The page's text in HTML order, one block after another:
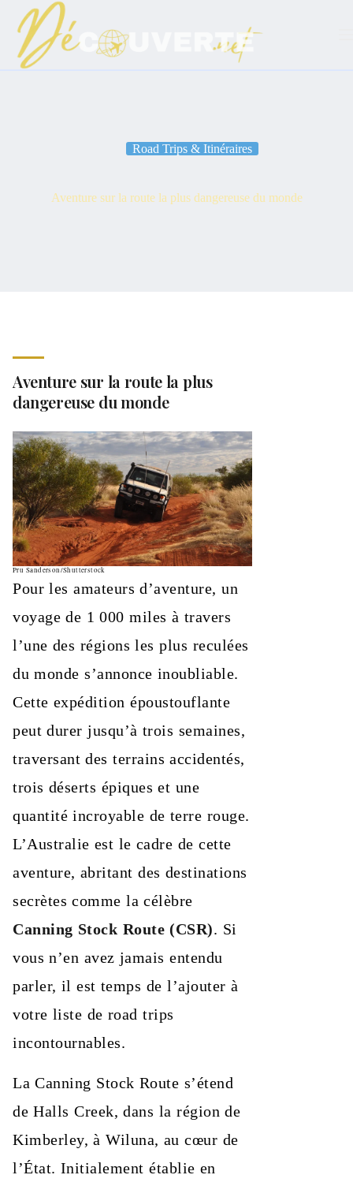
contenu
Road Trips & Itinéraires
Aventure sur la route la plus dangereuse du monde
Aventure sur la route la plus
dangereuse du monde
Pru Sanderson/Shutterstock
Pour les amateurs d’aventure, un
voyage de 1 000 miles à travers
l’une des régions les plus reculées
du monde s’annonce inoubliable.
Cette expédition époustouflante
peut durer jusqu’à trois semaines,
traversant des terrains accidentés,
trois déserts épiques et une
quantité incroyable de terre rouge.
L’Australie est le cadre de cette
aventure, abritant des destinations
secrètes comme la célèbre
Canning Stock Route (CSR). Si
vous n’en avez jamais entendu
parler, il est temps de l’ajouter à
votre liste de road trips
incontournables.
La Canning Stock Route s’étend
de Halls Creek, dans la région de
Kimberley, à Wiluna, au cœur de
l’État. Initialement établie en